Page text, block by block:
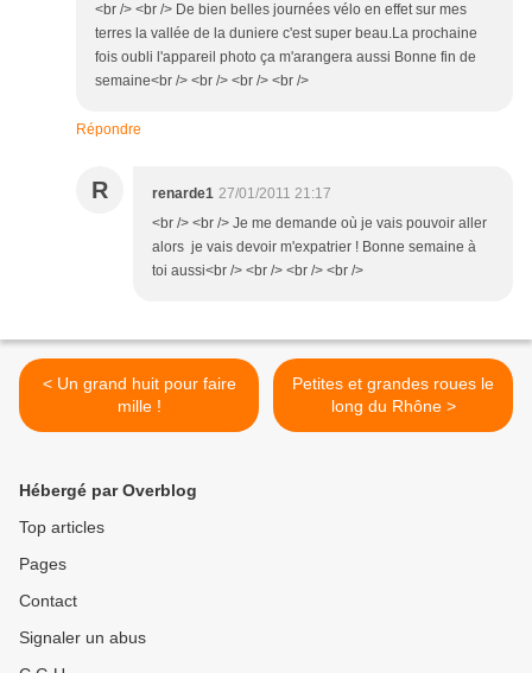
<br /> <br /> De bien belles journées vélo en effet sur mes
terres la vallée de la duniere c'est super beau.La prochaine
fois oubli l'appareil photo ça m'arangera aussi Bonne fin de
semaine<br /> <br /> <br /> <br />
Répondre
R renarde1 27/01/2011 21:17
<br /> <br /> Je me demande où je vais pouvoir aller
alors je vais devoir m'expatrier ! Bonne semaine à
toi aussi<br /> <br /> <br /> <br />
< Un grand huit pour faire
mille !
Petites et grandes roues le
long du Rhône >
Hébergé par Overblog
Top articles
Pages
Contact
Signaler un abus